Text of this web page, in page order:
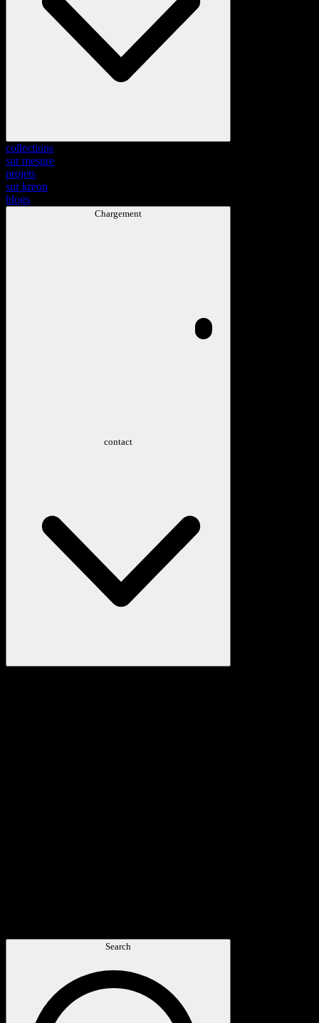
collections
sur mesure
projets
sur kreon
blogs
Chargement
contact
Search